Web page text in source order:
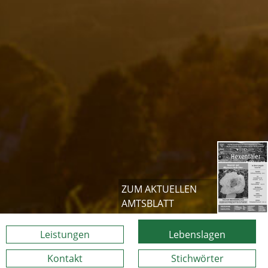
ZUM AKTUELLEN
AMTSBLATT
Leistungen
Lebenslagen
Kontakt
Stichwörter